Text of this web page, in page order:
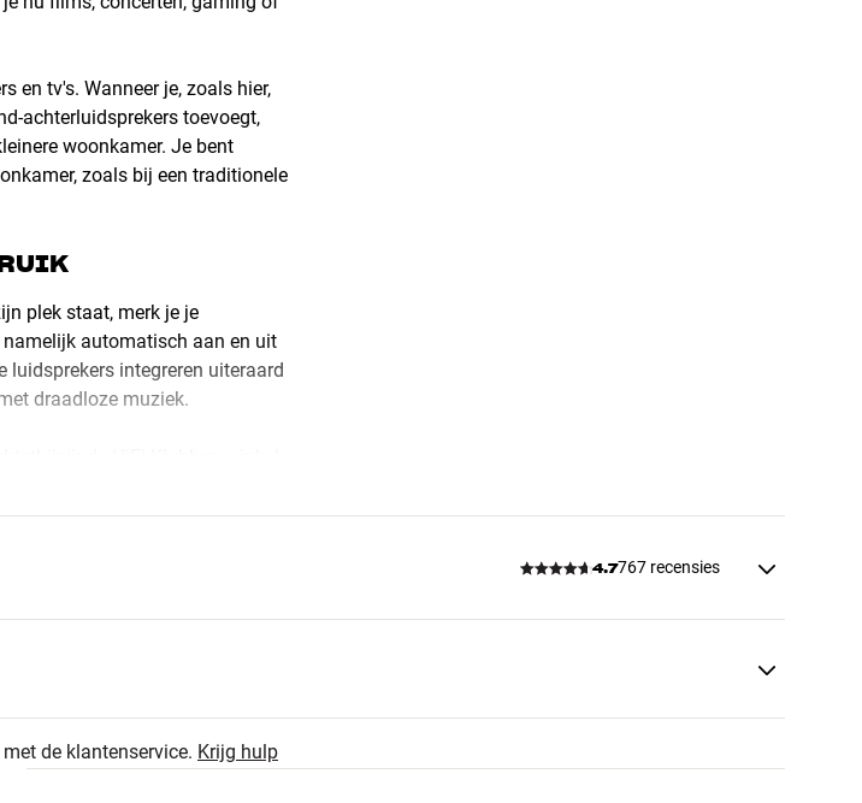
en tv's. Wanneer je, zoals hier,
achterluidsprekers toevoegt,
woonkamer. Je bent
zoals bij een traditionele
plek staat, merk je je
namelijk automatisch aan en uit
luidsprekers integreren uiteraard
draadloze muziek.
HiFi Klubben winkel.
4.7767 recensies
de klantenservice. Krijg hulp